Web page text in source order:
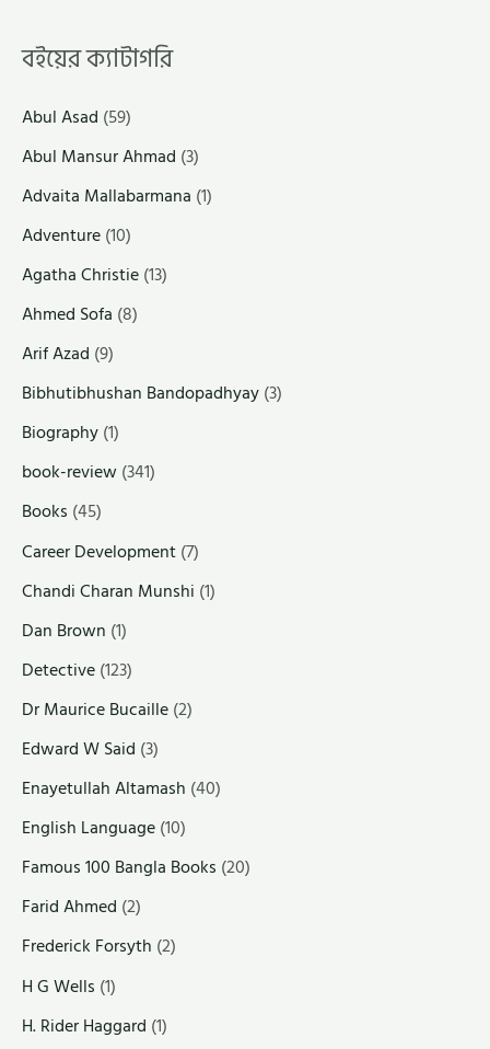
বইয়ের ক্যাটাগরি
Abul Asad (59)
Abul Mansur Ahmad (3)
Advaita Mallabarmana (1)
Adventure(10)
Agatha Christie(13)
Ahmed Sofa (8)
Arif Azad (9)
Bibhutibhushan Bandopadhyay(3)
Biography(1)
book-review(341)
Books (45)
Career Development(7)
Chandi Charan Munshi (1)
Dan Brown (1)
Detective(123)
Dr Maurice Bucaille(2)
Edward W Said (3)
Enayetullah Altamash (40)
English Language(10)
Famous 100 Bangla Books (20)
Farid Ahmed (2)
Frederick Forsyth (2)
H G Wells (1)
H. Rider Haggard (1)